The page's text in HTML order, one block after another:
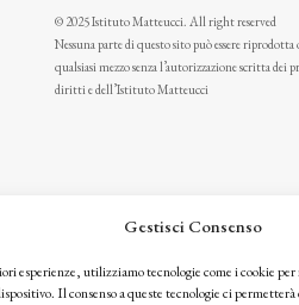
Gestisci Consenso
esperienze, utilizziamo tecnologie come i cookie per
Il consenso a queste tecnologie ci
© 2025 Istituto Matteucci. All right reserved
Nessuna parte di questo sito può essere riprodotta
qualsiasi mezzo senza l’autorizzazione scritta dei
diritti e dell’Istituto Matteucci